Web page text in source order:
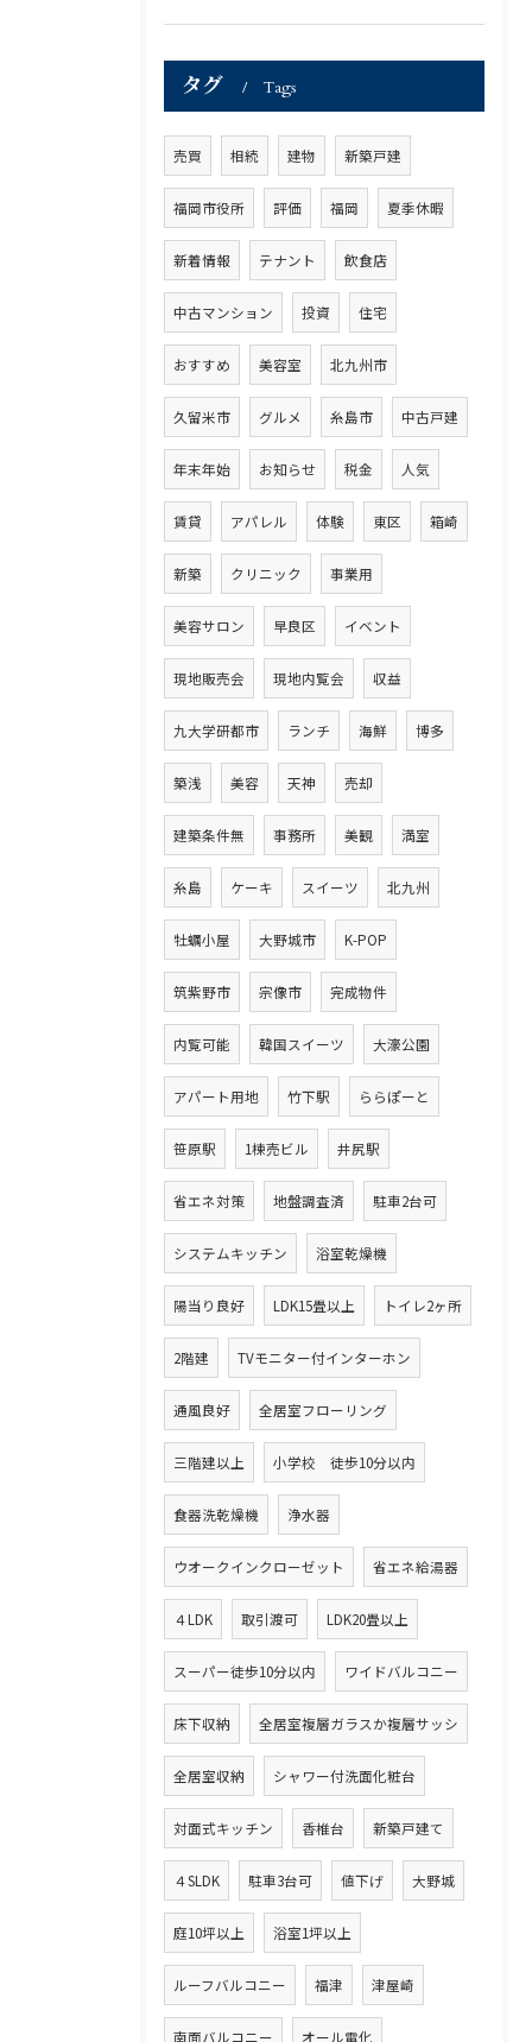
タグ Tags
売買 相続 建物 新築戸建
福岡市役所 評価 福岡 夏季休暇
新着情報 テナント 飲食店
中古マンション 投資 住宅
おすすめ 美容室 北九州市
久留米市 グルメ 糸島市 中古戸建
年末年始 お知らせ 税金 人気
賃貸 アパレル 体験 東区 箱崎
新築 クリニック 事業用
美容サロン 早良区 イベント
現地販売会 現地内覧会 収益
九大学研都市 ランチ 海鮮 博多
築浅 美容 天神 売却
建築条件無 事務所 美観 満室
糸島 ケーキ スイーツ 北九州
牡蠣小屋 大野城市 K-POP
筑紫野市 宗像市 完成物件
内覧可能 韓国スイーツ 大濠公園
アパート用地 竹下駅 ららぽーと
笹原駅 1棟売ビル 井尻駅
省エネ対策 地盤調査済 駐車2台可
システムキッチン 浴室乾燥機
陽当り良好 LDK15畳以上 トイレ2ヶ所
2階建 TVモニター付インターホン
通風良好 全居室フローリング
三階建以上 小学校 徒歩10分以内
食器洗乾燥機 浄水器
ウオークインクローゼット 省エネ給湯器
４LDK 取引渡可 LDK20畳以上
スーパー徒歩10分以内 ワイドバルコニー
床下収納 全居室複層ガラスか複層サッシ
全居室収納 シャワー付洗面化粧台
対面式キッチン 香椎台 新築戸建て
４SLDK 駐車3台可 値下げ 大野城
庭10坪以上 浴室1坪以上
ルーフバルコニー 福津 津屋崎
南面バルコニー オール電化